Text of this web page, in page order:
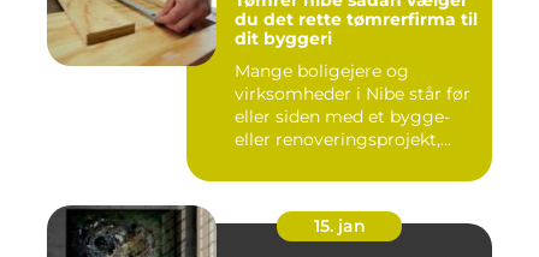
du det rette tømrerfirma til
dit byggeri
Mange boligejere og
virksomheder i Nibe står før
eller siden med et bygge-
eller renoveringsprojekt,...
15. jan